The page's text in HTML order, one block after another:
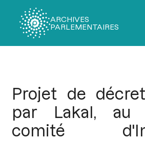
ARCHIVES
PARLEMENTAIRES
Projet de
par Lakal, au
comité